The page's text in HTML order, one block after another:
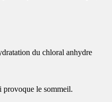
provoque le sommeil.